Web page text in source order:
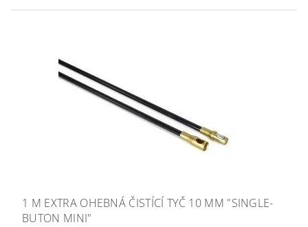
1 M EXTRA OHEBNÁ ČISTÍCÍ TYČ 10 MM "SINGLE-
BUTON MINI"